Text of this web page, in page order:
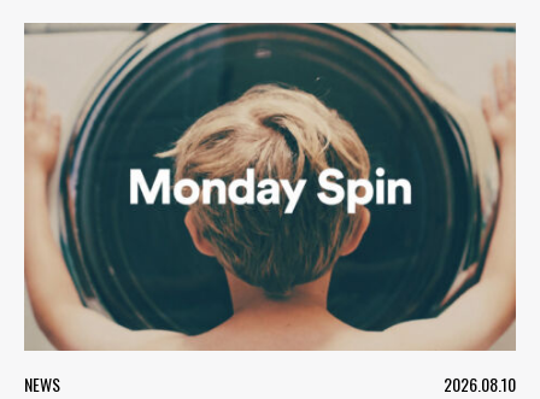
NEWS 2026.08.10